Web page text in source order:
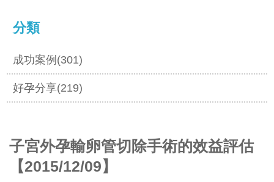
分類
成功案例(301)
好孕分享(219)
子宮外孕輸卵管切除手術的效益評估
【2015/12/09】